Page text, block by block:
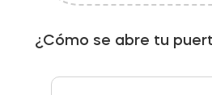
¿Cómo se abre tu